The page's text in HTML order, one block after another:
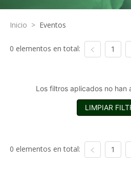
Inicio > Eventos
0 elementos en total: 1
Los filtros aplicados no han
LIMPIAR
0 elementos en total: 1